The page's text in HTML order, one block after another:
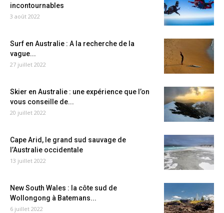
incontournables
3 août 2022
Surf en Australie : A la recherche de la
vague...
27 juillet 2022
Skier en Australie : une expérience que l’on
vous conseille de...
20 juillet 2022
Cape Arid, le grand sud sauvage de
l’Australie occidentale
13 juillet 2022
New South Wales : la côte sud de
Wollongong à Batemans...
6 juillet 2022